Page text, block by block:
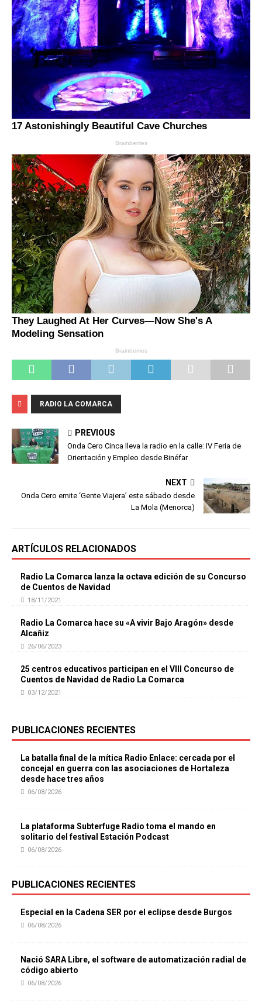
RADIO LA COMARCA
PREVIOUS
Onda Cero Cinca lleva la radio en la calle: IV Feria de
Orientación y Empleo desde Binéfar
NEXT
Onda Cero emite ‘Gente Viajera’ este sábado desde
La Mola (Menorca)
ARTÍCULOS RELACIONADOS
Radio La Comarca lanza la octava edición de su Concurso
de Cuentos de Navidad
18/11/2021
Radio La Comarca hace su «A vivir Bajo Aragón» desde
Alcañiz
26/06/2023
25 centros educativos participan en el VIII Concurso de
Cuentos de Navidad de Radio La Comarca
03/12/2021
PUBLICACIONES RECIENTES
La batalla final de la mítica Radio Enlace: cercada por el
concejal en guerra con las asociaciones de Hortaleza
desde hace tres años
06/08/2026
La plataforma Subterfuge Radio toma el mando en
solitario del festival Estación Podcast
06/08/2026
PUBLICACIONES RECIENTES
Especial en la Cadena SER por el eclipse desde Burgos
06/08/2026
Nació SARA Libre, el software de automatización radial de
código abierto
06/08/2026